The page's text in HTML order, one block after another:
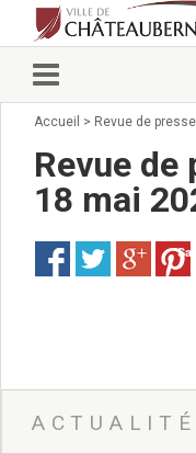
Vie municipale
Conseillers
Arrêtés du
Services
Pour venir
Services
Accueil > Revue de
Revue de
18 mai
Save